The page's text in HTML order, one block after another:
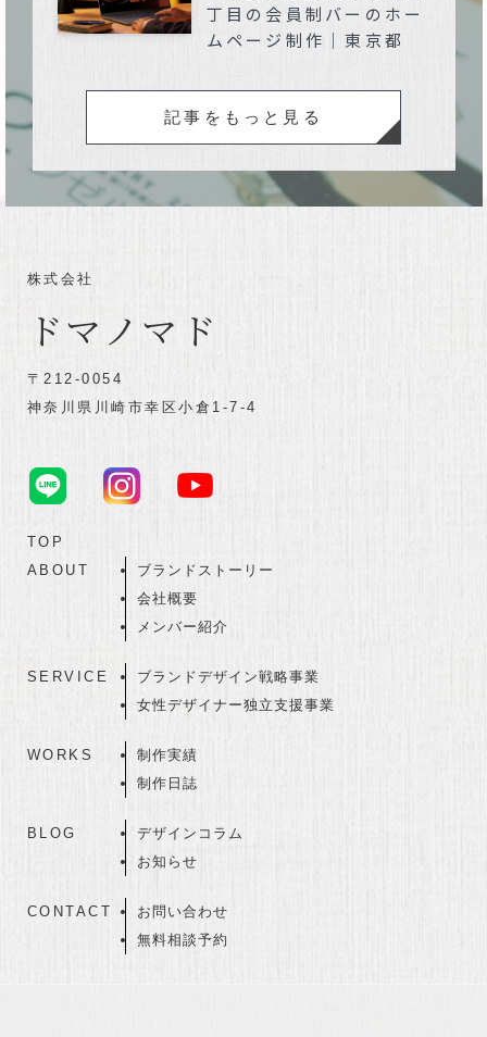
丁目の会員制バーのホー
ムページ制作｜東京都
記事をもっと見る
株式会社
ドマノマド
〒212-0054
神奈川県川崎市幸区小倉1-7-4
TOP
ABOUT
ブランドストーリー
会社概要
メンバー紹介
SERVICE
ブランドデザイン戦略事業
女性デザイナー独立支援事業
WORKS
制作実績
制作日誌
BLOG
デザインコラム
お知らせ
CONTACT
お問い合わせ
無料相談予約